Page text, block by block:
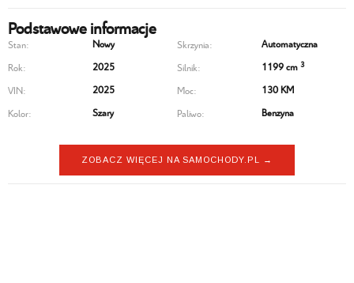
Podstawowe informacje
Stan:
Rok:
VIN:
Kolor:
Nowy
2025
2025
Szary
Skrzynia:
Silnik:
Moc:
Paliwo:
Automatyczna
1199 cm 3
130 KM
Benzyna
ZOBACZ WIĘCEJ NA SAMOCHODY.PL →